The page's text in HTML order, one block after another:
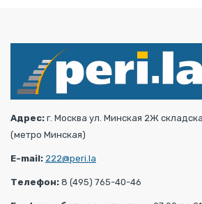
Адрес: г. Москва ул. Минская 2Ж
(метро Минская)
E-mail: 222@peri.la
Телефон: 8 (495) 765-40-46